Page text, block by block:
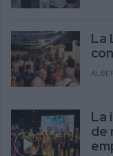
La
La
de